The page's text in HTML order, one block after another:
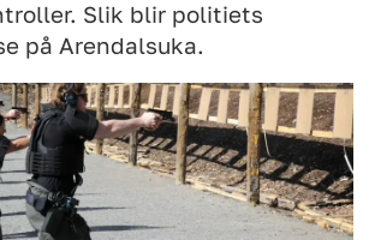
Slik blir politiets
på Arendalsuka.